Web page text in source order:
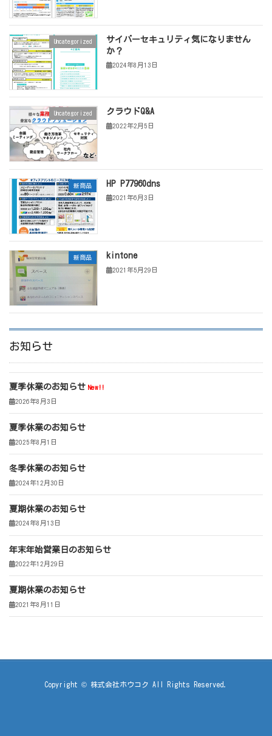
Uncategorized
サイバーセキュリティ気になりません
か？
2024年8月13日
Uncategorized クラウドQ&A
2022年2月5日
新商品 HP P77960dns
2021年6月3日
新商品 kintone
2021年5月29日
お知らせ
夏季休業のお知らせ New!!
2026年8月3日
夏季休業のお知らせ
2025年8月1日
冬季休業のお知らせ
2024年12月30日
夏期休業のお知らせ
2024年8月13日
年末年始営業日のお知らせ
2022年12月29日
夏期休業のお知らせ
2021年8月11日
Copyright © 株式会社ホウコク All Rights Reserved.